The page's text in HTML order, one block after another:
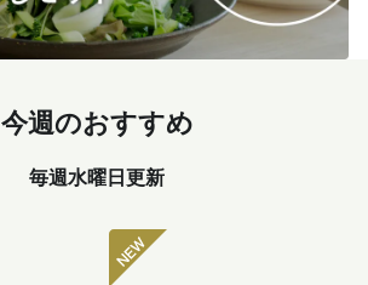
今週のおすすめ
毎週水曜日更新